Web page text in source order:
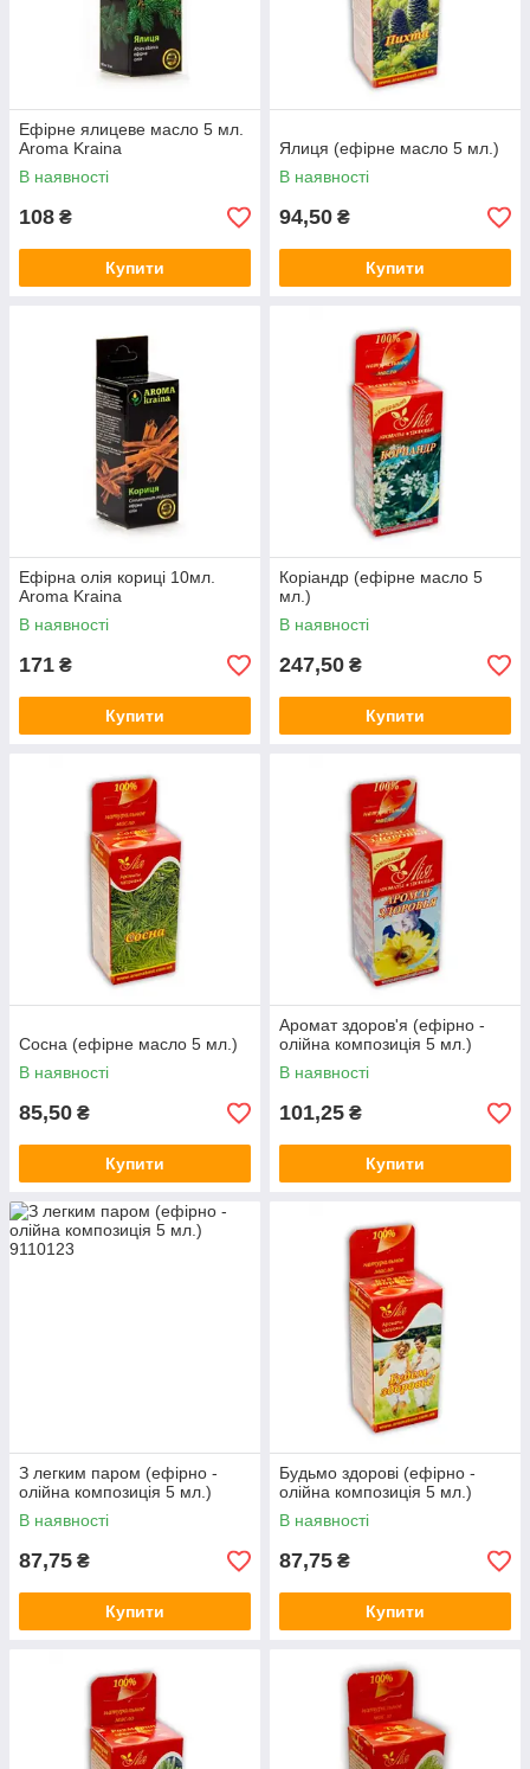
Ефірне ялицеве ​​масло 5 мл.
Aroma Kraina
В наявності
108 ₴
Купити
Ялиця (ефірне масло 5 мл.)
В наявності
94,50 ₴
Купити
Ефірна олія кориці 10мл.
Aroma Kraina
В наявності
171 ₴
Купити
Коріандр (ефірне масло 5
мл.)
В наявності
247,50 ₴
Купити
Сосна (ефірне масло 5 мл.)
В наявності
85,50 ₴
Купити
Аромат здоров'я (ефірно -
олійна композиція 5 мл.)
В наявності
101,25 ₴
Купити
З легким паром (ефірно -
олійна композиція 5 мл.)
В наявності
87,75 ₴
Купити
Будьмо здорові (ефірно -
олійна композиція 5 мл.)
В наявності
87,75 ₴
Купити